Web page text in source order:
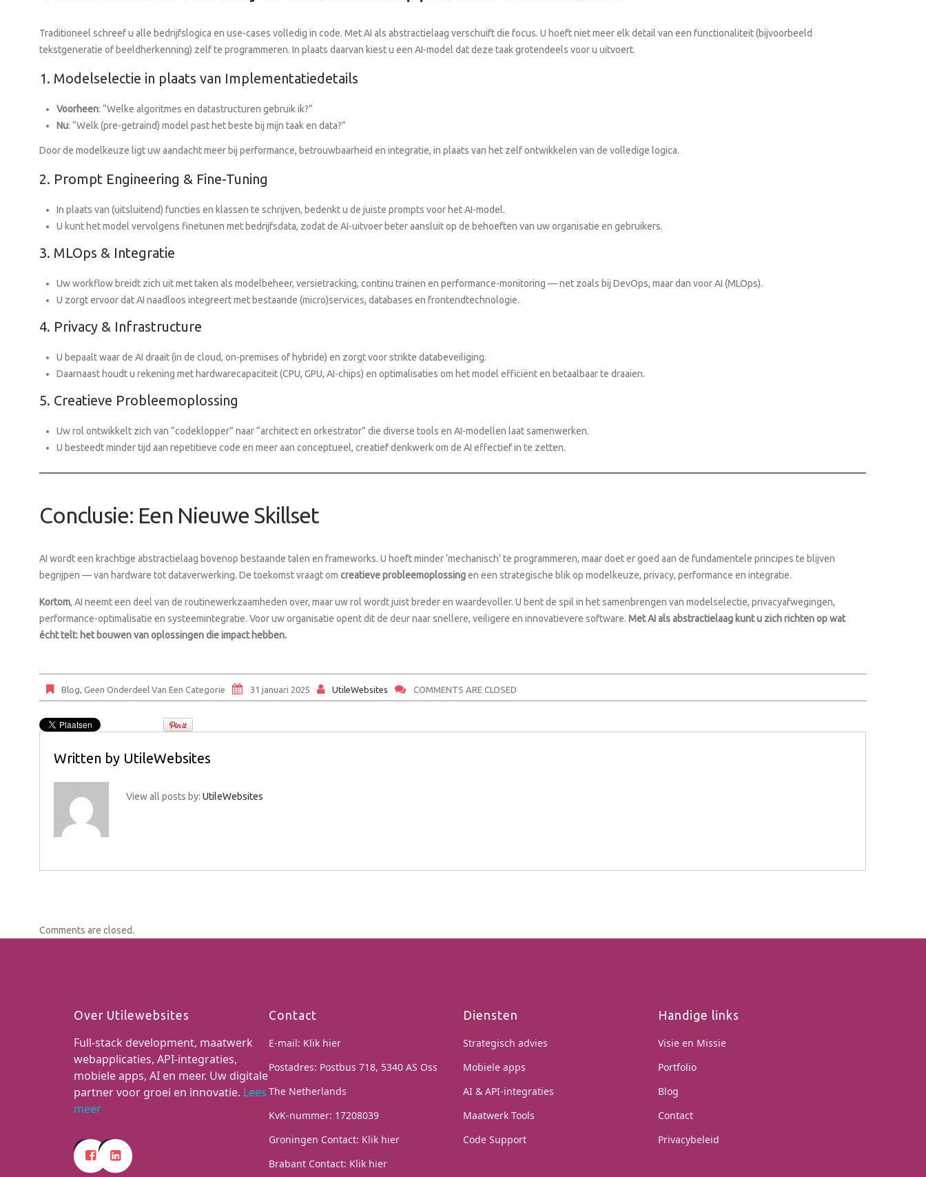
Traditioneel schreef u alle bedrijfslogica en use-cases volledig in code. Met AI als abstractielaag verschuift die focus. U hoeft niet meer elk detail van een functionaliteit (bijvoorbeeld
tekstgeneratie of beeldherkenning) zelf te programmeren. In plaats daarvan kiest u een AI-model dat deze taak grotendeels voor u uitvoert.
1. Modelselectie in plaats van Implementatiedetails
Voorheen: “Welke algoritmes en datastructuren gebruik ik?”
Nu: “Welk (pre-getraind) model past het beste bij mijn taak en data?”
Door de modelkeuze ligt uw aandacht meer bij performance, betrouwbaarheid en integratie, in plaats van het zelf ontwikkelen van de volledige logica.
2. Prompt Engineering & Fine-Tuning
In plaats van (uitsluitend) functies en klassen te schrijven, bedenkt u de juiste prompts voor het AI-model.
U kunt het model vervolgens finetunen met bedrijfsdata, zodat de AI-uitvoer beter aansluit op de behoeften van uw organisatie en gebruikers.
3. MLOps & Integratie
Uw workflow breidt zich uit met taken als modelbeheer, versietracking, continu trainen en performance-monitoring — net zoals bij DevOps, maar dan voor AI (MLOps).
U zorgt ervoor dat AI naadloos integreert met bestaande (micro)services, databases en frontendtechnologie.
4. Privacy & Infrastructure
U bepaalt waar de AI draait (in de cloud, on-premises of hybride) en zorgt voor strikte databeveiliging.
Daarnaast houdt u rekening met hardwarecapaciteit (CPU, GPU, AI-chips) en optimalisaties om het model efficiënt en betaalbaar te draaien.
5. Creatieve Probleemoplossing
Uw rol ontwikkelt zich van “codeklopper” naar “architect en orkestrator” die diverse tools en AI-modellen laat samenwerken.
U besteedt minder tijd aan repetitieve code en meer aan conceptueel, creatief denkwerk om de AI effectief in te zetten.
Conclusie: Een Nieuwe Skillset
AI wordt een krachtige abstractielaag bovenop bestaande talen en frameworks. U hoeft minder ‘mechanisch’ te programmeren, maar doet er goed aan de fundamentele principes te blijven
begrijpen — van hardware tot dataverwerking. De toekomst vraagt om creatieve probleemoplossingen een strategische blik op modelkeuze, privacy, performance en integratie.
Kortom, AI neemt een deel van de routinewerkzaamheden over, maar uw rol wordt juist breder en waardevoller. U bent de spil in het samenbrengen van modelselectie, privacyafwegingen,
performance-optimalisatie en systeemintegratie. Voor uw organisatie opent dit de deur naar snellere, veiligere en innovatievere software. Met AI als abstractielaag kunt u zich richten op wat
écht telt: het bouwen van oplossingen die impact hebben.
Blog, Geen Onderdeel Van Een Categorie 31 januari 2025 UtileWebsites COMMENTS ARE CLOSED
Written by UtileWebsites
View all posts by: UtileWebsites
Comments are closed.
Over Utilewebsites
Full-stack development, maatwerk
webapplicaties, API-integraties,
mobiele apps, AI en meer. Uw digitale
partner voor groei en innovatie. Lees
meer
Contact
E-mail: Klik hier
Postadres: Postbus 718, 5340 AS Oss
The Netherlands
KvK-nummer: 17208039
Groningen Contact: Klik hier
Brabant Contact: Klik hier
Diensten
Strategisch advies
Mobiele apps
AI & API-integraties
Maatwerk Tools
Code Support
Handige links
Visie en Missie
Portfolio
Blog
Contact
Privacybeleid